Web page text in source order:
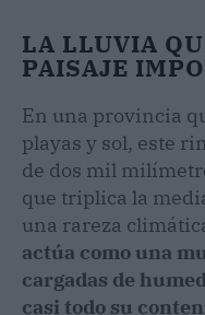
LA LLUVIA
PAISAJE
En una provincia
playas y sol, este
de dos mil
que triplica la
una rareza
actúa como una
cargadas de
casi todo su